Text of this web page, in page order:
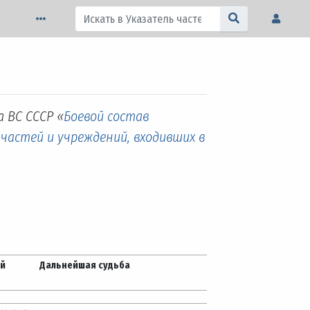
ВС СССР «Боевой состав
и учреждений, входивших в
Дальнейшая судьба